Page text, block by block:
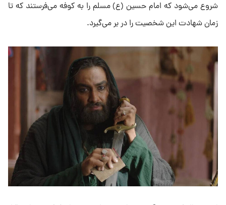
شروع می‌شود که امام حسین (ع) مسلم را به کوفه می‌فرستند که تا
زمان شهادت این شخصیت را در بر می‌گیرد.